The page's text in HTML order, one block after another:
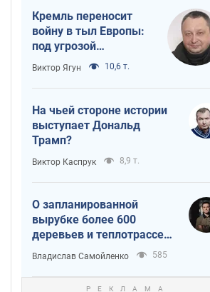
Кремль переносит
войну в тыл Европы:
под угрозой
критическая
логистика
Виктор Ягун 10,6 т.
На чьей стороне истории
выступает Дональд
Трамп?
Виктор Каспрук 8,9 т.
О запланированной
вырубке более 600
деревьев и теплотрассе:
что происходит на
Теремках в Киеве
Владислав Самойленко 585